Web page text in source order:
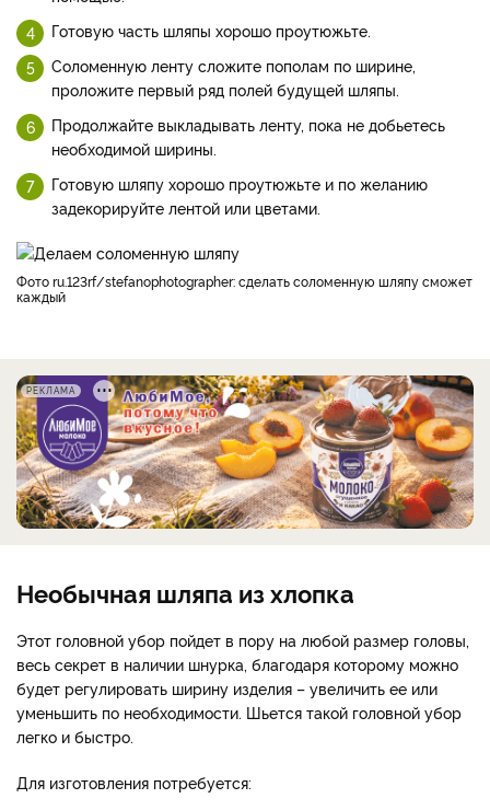
Готовую часть шляпы хорошо проутюжьте.
Соломенную ленту сложите пополам по ширине,
проложите первый ряд полей будущей шляпы.
Продолжайте выкладывать ленту, пока не добьетесь
необходимой ширины.
Готовую шляпу хорошо проутюжьте и по желанию
задекорируйте лентой или цветами.
Фото ru.123rf/stefanophotographer: сделать соломенную шляпу сможет
каждый
РЕКЛАМА
Необычная шляпа из хлопка
Этот головной убор пойдет в пору на любой размер головы,
весь секрет в наличии шнурка, благодаря которому можно
будет регулировать ширину изделия – увеличить ее или
уменьшить по необходимости. Шьется такой головной убор
легко и быстро.
Для изготовления потребуется: